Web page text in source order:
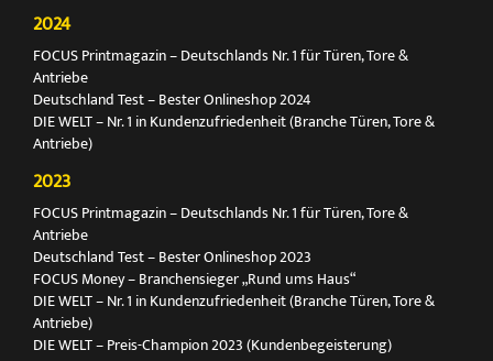
2024
FOCUS Printmagazin – Deutschlands Nr. 1 für Türen, Tore &
Antriebe
Deutschland Test – Bester Onlineshop 2024
DIE WELT – Nr. 1 in Kundenzufriedenheit (Branche Türen, Tore &
Antriebe)
2023
FOCUS Printmagazin – Deutschlands Nr. 1 für Türen, Tore &
Antriebe
Deutschland Test – Bester Onlineshop 2023
FOCUS Money – Branchensieger „Rund ums Haus“
DIE WELT – Nr. 1 in Kundenzufriedenheit (Branche Türen, Tore &
Antriebe)
DIE WELT – Preis-Champion 2023 (Kundenbegeisterung)